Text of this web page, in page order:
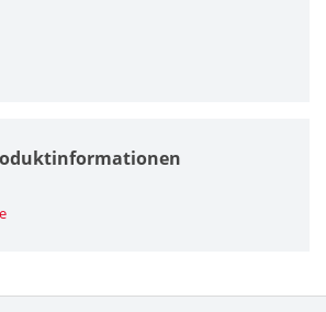
& Geräte